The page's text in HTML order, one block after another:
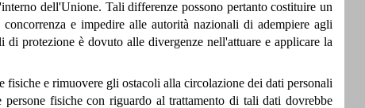
dell'Unione. Tali differenze possono pertanto costituire un
e impedire alle autorità nazionali di adempiere agli
protezione è dovuto alle divergenze nell'attuare e applicare la
e rimuovere gli ostacoli alla circolazione dei dati personali
fisiche con riguardo al trattamento di tali dati dovrebbe